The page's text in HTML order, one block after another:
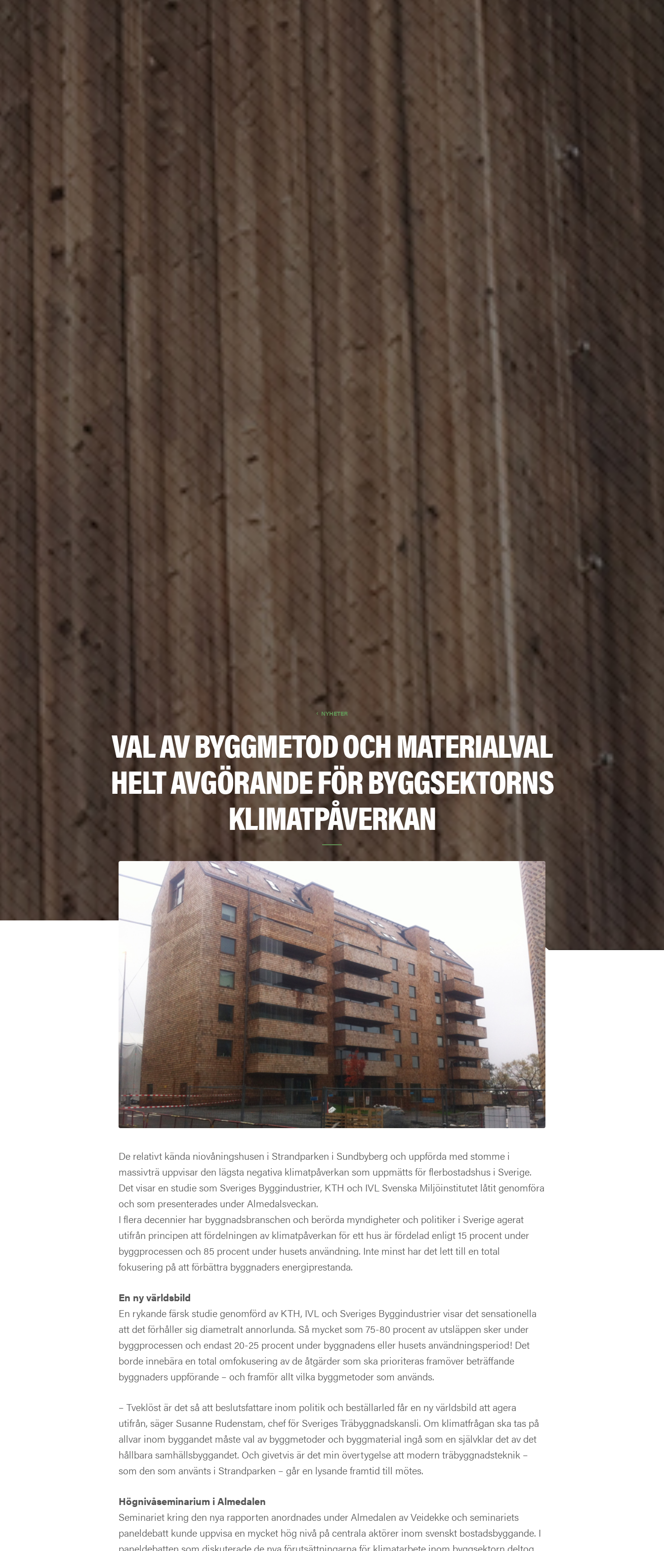
NYHETER
VAL AV BYGGMETOD OCH MATERIALVAL
HELT AVGÖRANDE FÖR BYGGSEKTORNS
KLIMATPÅVERKAN
De relativt kända niovåningshusen i Strandparken i Sundbyberg och uppförda med stomme i
massivträ uppvisar den lägsta negativa klimatpåverkan som uppmätts för flerbostadshus i Sverige.
Det visar en studie som Sveriges Byggindustrier, KTH och IVL Svenska Miljöinstitutet låtit genomföra
och som presenterades under Almedalsveckan.
I flera decennier har byggnadsbranschen och berörda myndigheter och politiker i Sverige agerat
utifrån principen att fördelningen av klimatpåverkan för ett hus är fördelad enligt 15 procent under
byggprocessen och 85 procent under husets användning. Inte minst har det lett till en total
fokusering på att förbättra byggnaders energiprestanda.
En ny världsbild
En rykande färsk studie genomförd av KTH, IVL och Sveriges Byggindustrier visar det sensationella
att det förhåller sig diametralt annorlunda. Så mycket som 75-80 procent av utsläppen sker under
byggprocessen och endast 20-25 procent under byggnadens eller husets användningsperiod! Det
borde innebära en total omfokusering av de åtgärder som ska prioriteras framöver beträffande
byggnaders uppförande – och framför allt vilka byggmetoder som används.
– Tveklöst är det så att beslutsfattare inom politik och beställarled får en ny världsbild att agera
utifrån, säger Susanne Rudenstam, chef för Sveriges Träbyggnadskansli. Om klimatfrågan ska tas på
allvar inom byggandet måste val av byggmetoder och byggmaterial ingå som en självklar det av det
hållbara samhällsbyggandet. Och givetvis är det min övertygelse att modern träbyggnadsteknik –
som den som använts i Strandparken – går en lysande framtid till mötes.
Högnivåseminarium i Almedalen
Seminariet kring den nya rapporten anordnades under Almedalen av Veidekke och seminariets
paneldebatt kunde uppvisa en mycket hög nivå på centrala aktörer inom svenskt bostadsbyggande. I